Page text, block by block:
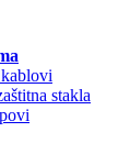
stakla